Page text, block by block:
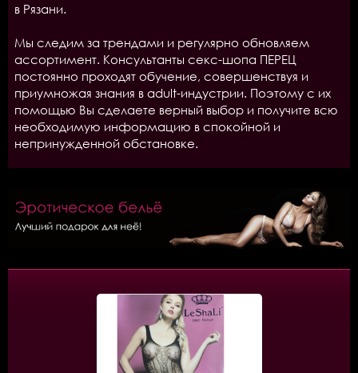
в Рязани.
Мы следим за трендами и регулярно обновляем
ассортимент. Консультанты секс-шопа ПЕРЕЦ
постоянно проходят обучение, совершенствуя и
приумножая знания в adult-индустрии. Поэтому с их
помощью Вы сделаете верный выбор и получите всю
необходимую информацию в спокойной и
непринужденной обстановке.